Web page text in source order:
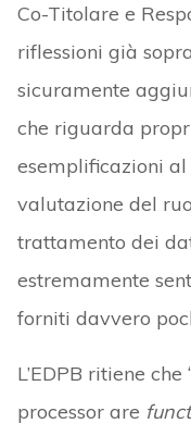
Co-Titolare e
riflessioni già
sicuramente
che riguarda
esemplificazioni
valutazione del
trattamento dei
estremamente
forniti davvero
L’EDPB ritiene
processor are